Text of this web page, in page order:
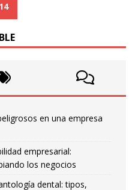
14
en una empresa
empresarial:
los negocios
dental: tipos,